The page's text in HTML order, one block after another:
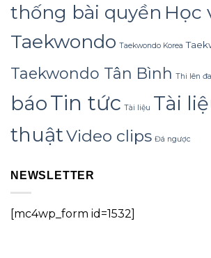
thống bài quyền Học
Taekwondo Taekwondo Korea
Taekwondo Tân Bình Thi lên
báoTin tức Tài liệu Tài
thuậtVideo clips Đá ngược
NEWSLETTER
[mc4wp_form id=1532]